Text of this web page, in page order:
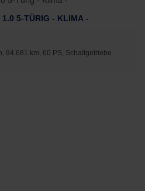
1.0 5-TÜRIG - KLIMA -
94.681 km, 60 PS, Schaltgetriebe